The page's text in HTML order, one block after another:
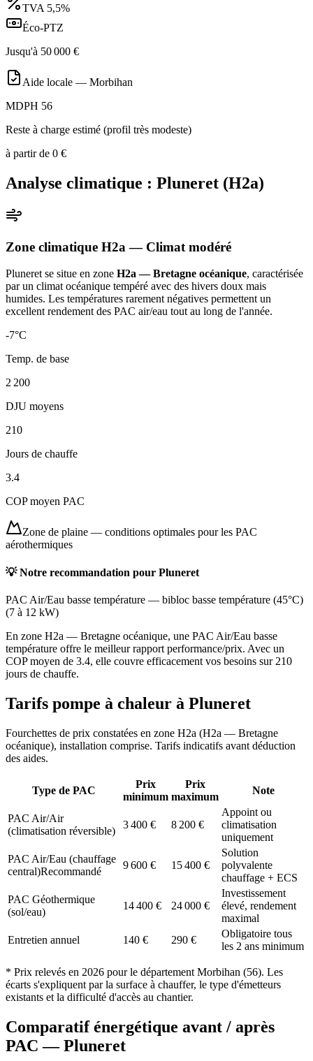
TVA 5,5%
Éco-PTZ
Jusqu'à 50 000 €
Aide locale — Morbihan
MDPH 56
Reste à charge estimé (profil très modeste)
à partir de 0 €
Analyse climatique : Pluneret (H2a)
Zone climatique H2a — Climat modéré
Pluneret se situe en zone H2a — Bretagne océanique, caractérisée
par un climat océanique tempéré avec des hivers doux mais
humides. Les températures rarement négatives permettent un
excellent rendement des PAC air/eau tout au long de l'année.
-7°C
Temp. de base
2 200
DJU moyens
210
Jours de chauffe
3.4
COP moyen PAC
Zone de plaine — conditions optimales pour les PAC
aérothermiques
💡 Notre recommandation pour Pluneret
PAC Air/Eau basse température — bibloc basse température (45°C)
(7 à 12 kW)
En zone H2a — Bretagne océanique, une PAC Air/Eau basse
température offre le meilleur rapport performance/prix. Avec un
COP moyen de 3.4, elle couvre efficacement vos besoins sur 210
jours de chauffe.
Tarifs pompe à chaleur à Pluneret
Fourchettes de prix constatées en zone H2a (H2a — Bretagne
océanique), installation comprise. Tarifs indicatifs avant déduction
des aides.
Type de PAC
Prix
minimum
Prix
maximum
Note
PAC Air/Air
(climatisation réversible)
3 400 € 8 200 €
Appoint ou
climatisation
uniquement
PAC Air/Eau (chauffage
central)Recommandé
9 600 € 15 400 €
Solution
polyvalente
chauffage + ECS
PAC Géothermique
(sol/eau)
14 400 € 24 000 €
Investissement
élevé, rendement
maximal
Entretien annuel
140 € 290 €
Obligatoire tous
les 2 ans minimum
* Prix relevés en 2026 pour le département Morbihan (56). Les
écarts s'expliquent par la surface à chauffer, le type d'émetteurs
existants et la difficulté d'accès au chantier.
Comparatif énergétique avant / après
PAC —Pluneret